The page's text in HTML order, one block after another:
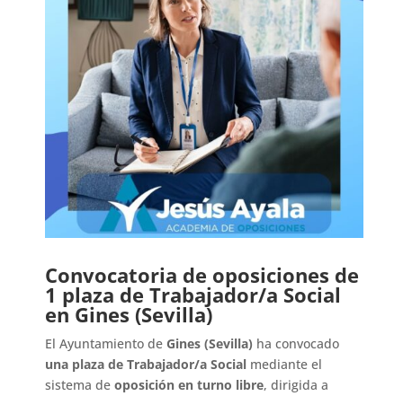
Convocatoria de oposiciones de
1 plaza de Trabajador/a Social
en Gines (Sevilla)
El Ayuntamiento de Gines (Sevilla) ha convocado
una plaza de Trabajador/a Social mediante el
sistema deoposición en turno libre, dirigida a